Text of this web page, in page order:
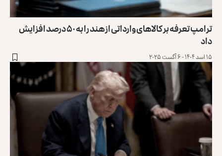
ترامپ تعرفه بر کالاهای وارداتی از هند را به ۵۰ درصد افزایش
داد
۱۵ اسد ۱۴۰۴ - ۶ آگست ۲۰۲۵